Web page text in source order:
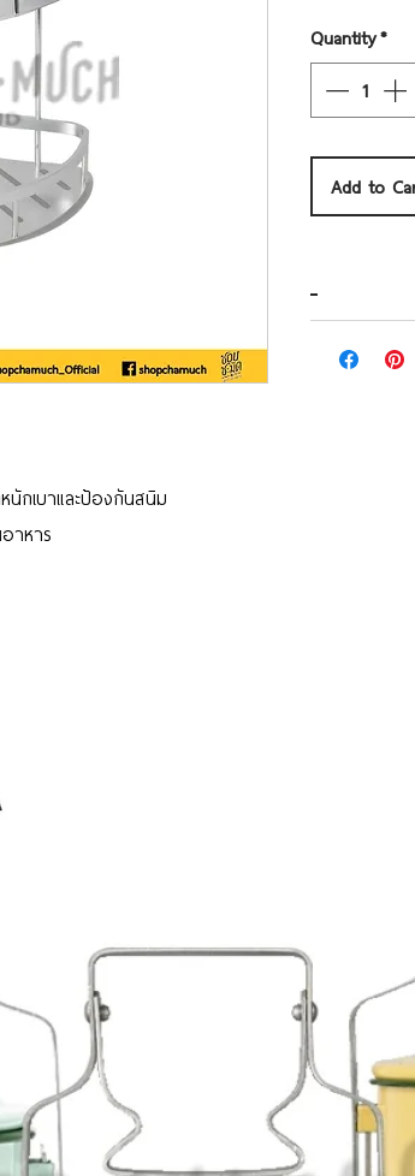
กเบาและป้องกันสนิม
าหาร
Quantity*
Add to